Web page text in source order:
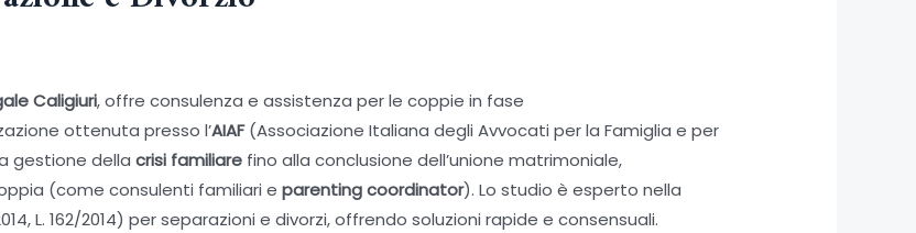
Caligiuri, offre consulenza e assistenza per le coppie in fase
ottenuta presso l’AIAF(Associazione Italiana degli Avvocati per la Famiglia e per
gestione dellacrisi familiare fino alla conclusione dell’unione matrimoniale,
(come consulenti familiari eparenting coordinator). Lo studio è esperto nella
L. 162/2014) per separazioni e divorzi, offrendo soluzioni rapide e consensuali.